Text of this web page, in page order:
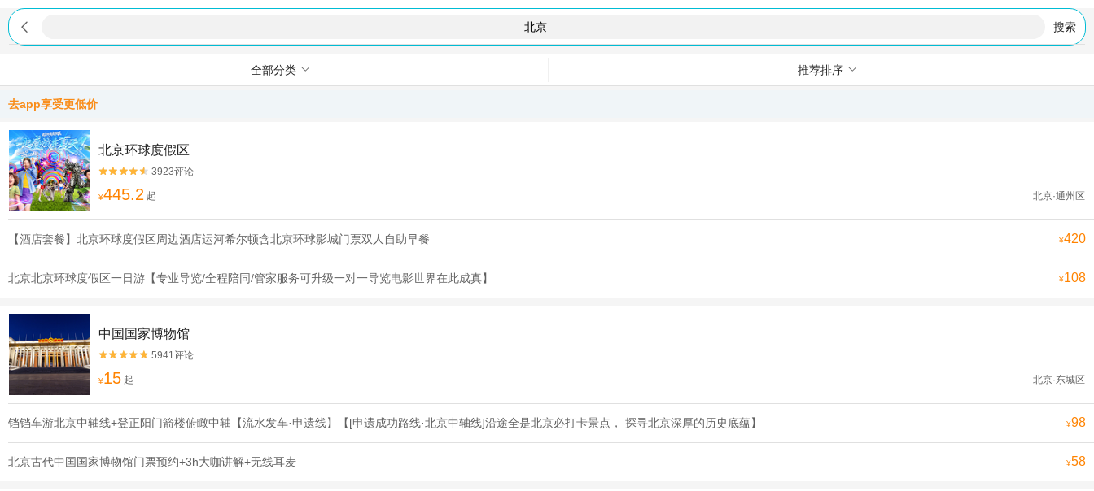
 搜索
全部分类 推荐排序
去app享受更低价
北京环球度假区

 3923评论
¥445.2 起 北京·通州区
【酒店套餐】北京环球度假区周边酒店运河希尔顿含北京环球影城门票双人自助早餐 ¥420
北京北京环球度假区一日游【专业导览/全程陪同/管家服务可升级一对一导览电影世界在此成真】 ¥108
中国国家博物馆

 5941评论
¥15 起 北京·东城区
铛铛车游北京中轴线+登正阳门箭楼俯瞰中轴【流水发车·申遗线】【[申遗成功路线·北京中轴线]沿途全是北京必打卡景点， 探寻北京深厚的历史底蕴】 ¥98
北京古代中国国家博物馆门票预约+3h大咖讲解+无线耳麦 ¥58